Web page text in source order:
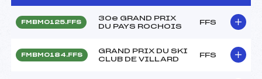
FMBM0125.FFS
30e GRAND PRIX
DU PAYS ROCHOIS
FFS
FMBM0184.FFS
GRAND PRIX DU SKI
CLUB DE VILLARD
FFS